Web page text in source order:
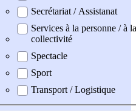
Secrétariat / Assistanat
Services à la personne / à la
collectivité
Spectacle
Sport
Transport / Logistique